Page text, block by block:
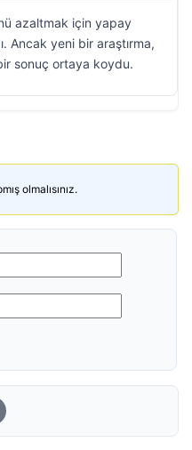
azaltmak için yapay
Ancak yeni bir araştırma,
sonuç ortaya koydu.
olmalısınız.